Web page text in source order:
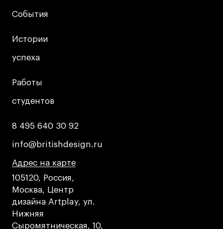
События
События
Истории
успеха
Истории
успеха
Работы
студентов
Работы
студентов
8 495 640 30 92
8 495 640 30 92
info@britishdesign.ru
info@britishdesign.ru
Адрес на карте
Адрес на карте
Адрес на карте
105120, Россия,
Москва, Центр
дизайна Artplay, ул.
Нижняя
Сыромятническая, 10,